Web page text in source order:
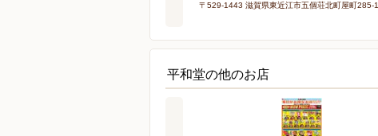
〒529-1443 滋賀県東近江市五個荘北町屋町285-1
平和堂の他のお店